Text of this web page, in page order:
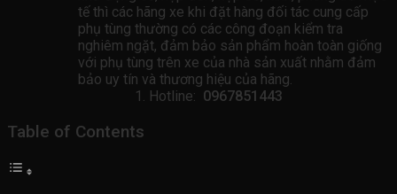
tế thì các hãng xe khi đặt hàng đối tác cung cấp
phụ tùng thường có các công đoạn kiểm tra
nghiêm ngặt, đảm bảo sản phẩm hoàn toàn giống
với phụ tùng trên xe của nhà sản xuất nhằm đảm
bảo uy tín và thương hiệu của hãng.
Hotline: 0967851443
Table of Contents